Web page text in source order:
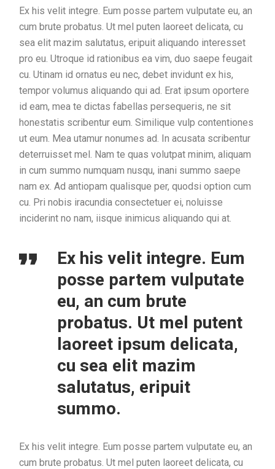
Ex his velit integre. Eum posse partem vulputate eu, an
cum brute probatus. Ut mel puten laoreet delicata, cu
sea elit mazim salutatus, eripuit aliquando interesset
pro eu. Utroque id rationibus ea vim, duo saepe feugait
cu. Utinam id ornatus eu nec, debet invidunt ex his,
tempor volumus aliquando qui ad. Erat ipsum oportere
id eam, mea te dictas fabellas persequeris, ne sit
honestatis scribentur eum. Similique vulp contentiones
ut eum. Mea utamur nonumes ad. In acusata scribentur
deterruisset mel. Nam te quas volutpat minim, aliquam
in cum summo numquam nusqu, inani summo saepe
nam ex. Ad antiopam qualisque per, quodsi option cum
cu. Pri nobis iracundia consectetuer ei, noluisse
inciderint no nam, iisque inimicus aliquando qui at.
Ex his velit integre. Eum
posse partem vulputate
eu, an cum brute
probatus. Ut mel putent
laoreet ipsum delicata,
cu sea elit mazim
salutatus, eripuit
summo.
Ex his velit integre. Eum posse partem vulputate eu, an
cum brute probatus. Ut mel puten laoreet delicata, cu